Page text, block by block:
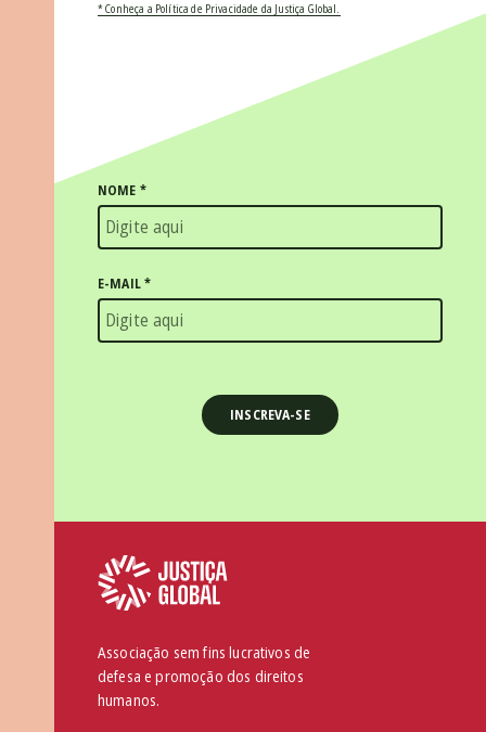
* Conheça a Política de Privacidade da Justiça Global.
NOME *
E-MAIL*
Associação sem fins lucrativos de
defesa e promoção dos direitos
humanos.